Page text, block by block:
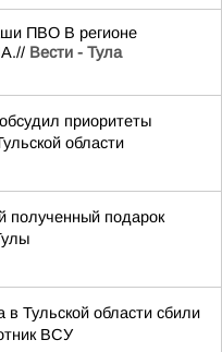
ПВО В регионе
Вести - Тула
приоритеты
области
подарок
в Тульской области сбили
ВСУ